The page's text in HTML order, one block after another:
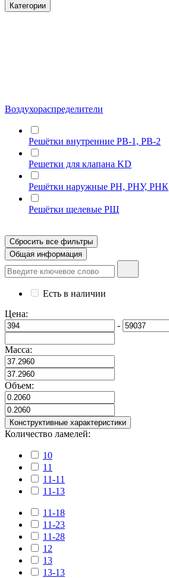
Категории
Воздухораспределители
Решётки внутренние РВ-1, РВ-2
Решетки для клапана KD
Решётки наружные РН, РНУ, РНК
Решётки щелевые РЩ
Сбросить все фильтры
Общая информация
Есть в наличии
Цена:
-
Масса:
Объем:
Конструктивные характеристики
Количество ламелей:
10
11
11-11
11-13
11-18
11-23
11-28
12
13
13-13